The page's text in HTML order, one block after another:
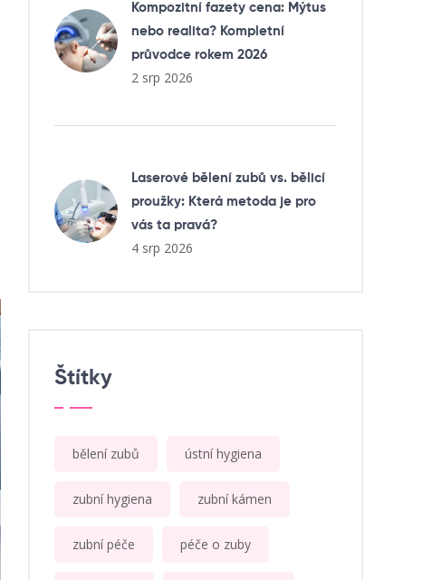
Kompozitní fazety cena: Mýtus
nebo realita? Kompletní
průvodce rokem 2026
2 srp 2026
Laserové bělení zubů vs. bělicí
proužky: Která metoda je pro
vás ta pravá?
4 srp 2026
Štítky
bělení zubů ústní hygiena
zubní hygiena zubní kámen
zubní péče péče o zuby